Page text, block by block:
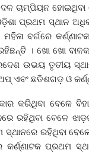
ଦଳ ଚାମ୍ପିୟନ
ପ୍ରଥମ ସ୍ଥାନ
ବର୍ଗରେ
। ଖୋ ଖୋ
ଉଭୟ ତୃତୀୟ
ଏବଂ ଛତିଶଗଡ଼ ଓ
କରିଥିବା ବେଳେ
ରହିଥିବା ବେଳେ
ରହିଥିବା
କର୍ଣ୍ଣାଟକ ପ୍ରଥମ